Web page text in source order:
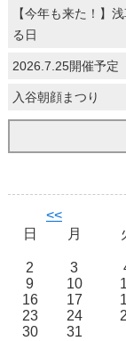
【今年も来た！】
る日
2026.7.25開催予定
入谷朝顔まつり
<<
日
月
2
3
9
10
16
17
23
24
30
31